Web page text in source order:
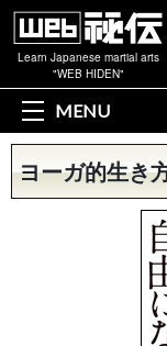
Learn Japanese martial arts
"WEB HIDEN"
MENU
ヨーガ的生き